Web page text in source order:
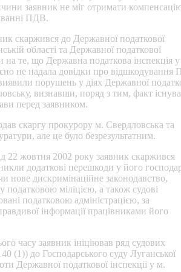
заявник не міг отримати
ПДВ.
скаржився до Державної податкової
області та Державної податкової
на те, що Державна податкова інспекція у
не надала довідки про відшкодування
порушень у діях Державної
визнавши, поряд з тим, факт
перед заявником.
скаргу прокурору м. Свердловська та
але це було безрезультатним.
22 жовтня 2002 року заявник скаржився
додаткові перешкоди у його
нове дискримінаційне законодавство,
податковою міліцією, а також судові
податковою адміністрацією, за
інформації працівниками його
часу заявник ініціював ряд судових
(1)) до Господарського суду Луганської
Державної податкової інспекції у м.